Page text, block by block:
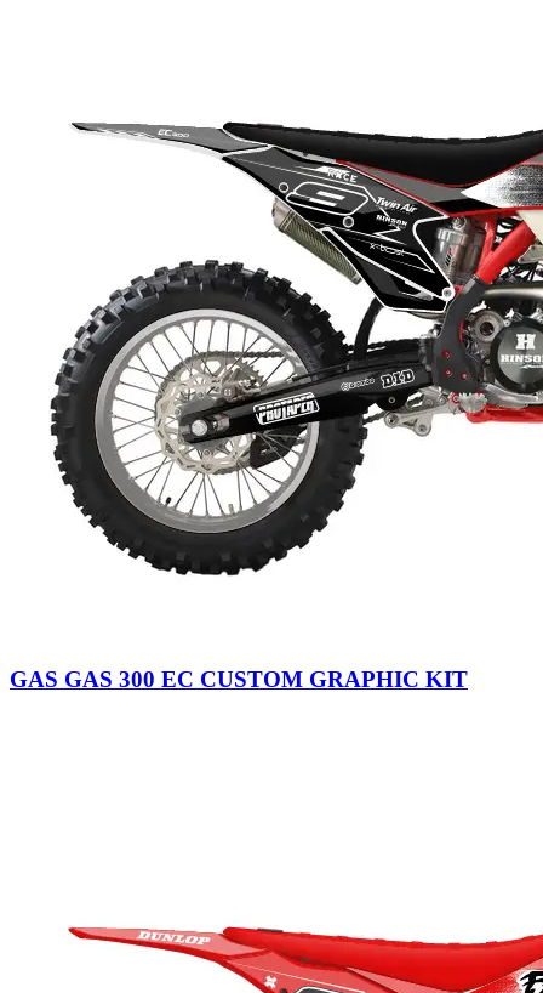
GAS GAS 300 EC CUSTOM GRAPHIC KIT